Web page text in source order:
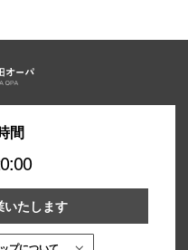
間
いたします